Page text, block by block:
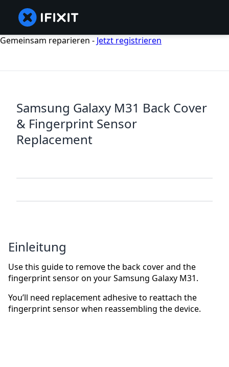
Gemeinsam reparieren - Jetzt registrieren
Samsung Galaxy M31 Back Cover
& Fingerprint Sensor
Replacement
Einleitung
Use this guide to remove the back cover and the
fingerprint sensor on your Samsung Galaxy M31.
You’ll need replacement adhesive to reattach the
fingerprint sensor when reassembling the device.